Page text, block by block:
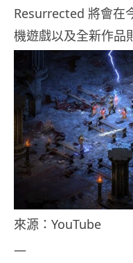
Resurrected 將會在
機遊戲以及全新作品
來源：YouTube
—